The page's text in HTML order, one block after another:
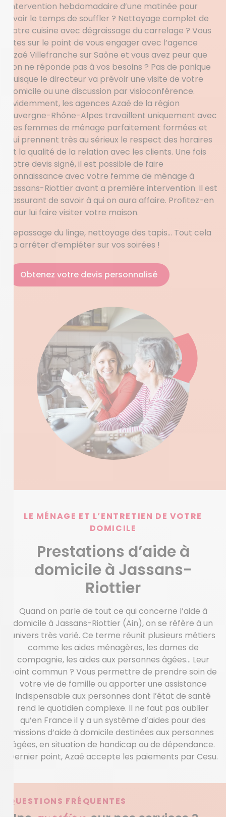
Intervention hebdomadaire d’une matinée pour
avoir le temps de souffler ? Nettoyage complet de
votre cuisine avec dégraissage du carrelage ? Vous
êtes sur le point de vous engager avec l’agence
Azaé Villefranche sur Saône et vous avez peur que
l’on ne réponde pas à vos besoins ? Pas de panique
puisque le directeur va prévoir une visite de votre
domicile ou une discussion par visioconférence.
Evidemment, les agences Azaé de la région
Auvergne-Rhône-Alpes travaillent uniquement avec
des femmes de ménage parfaitement formées et
qui prennent très au sérieux le respect des horaires
et la qualité de la relation avec les clients. Une fois
votre devis signé, il est possible de faire
connaissance avec votre femme de ménage à
Jassans-Riottier avant a première intervention. Il est
rassurant de savoir à qui on aura affaire. Profitez-en
pour lui faire visiter votre maison.
Repassage du linge, nettoyage des tapis… Tout cela
va arrêter d’empiéter sur vos soirées !
Obtenez votre devis personnalisé
LE MÉNAGE ET L’ENTRETIEN DE VOTRE
DOMICILE
Prestations d’aide à
domicile à Jassans-
Riottier
Quand on parle de tout ce qui concerne l’aide à
domicile à Jassans-Riottier (Ain), on se réfère à un
univers très varié. Ce terme réunit plusieurs métiers
comme les aides ménagères, les dames de
compagnie, les aides aux personnes âgées… Leur
point commun ? Vous permettre de prendre soin de
votre vie de famille ou apporter une assistance
indispensable aux personnes dont l’état de santé
rend le quotidien complexe. Il ne faut pas oublier
qu’en France il y a un système d’aides pour des
missions d’aide à domicile destinées aux personnes
âgées, en situation de handicap ou de dépendance.
Dernier point, Azaé accepte les paiements par Cesu.
QUESTIONS FRÉQUENTES